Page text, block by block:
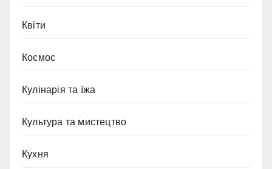
Квіти
Космос
Кулінарія та їжа
Культура та мистецтво
Кухня